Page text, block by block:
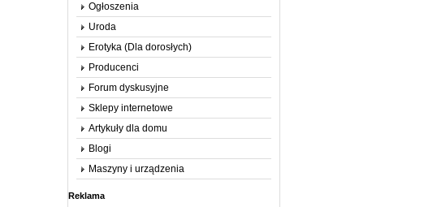
Ogłoszenia
Uroda
Erotyka (Dla dorosłych)
Producenci
Forum dyskusyjne
Sklepy internetowe
Artykuły dla domu
Blogi
Maszyny i urządzenia
Reklama